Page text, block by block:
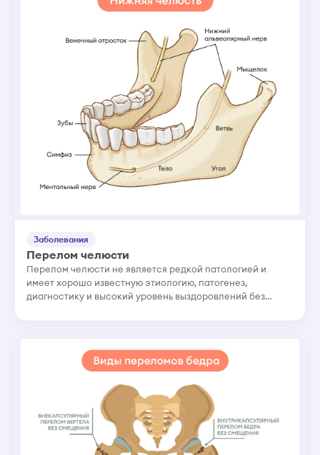
Заболевания
Перелом челюсти
Перелом челюсти не является редкой патологией и
имеет хорошо известную этиологию, патогенез,
диагностику и высокий уровень выздоровлений без